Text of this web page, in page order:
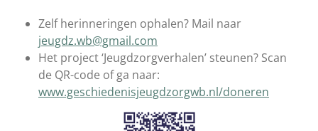
Zelf herinneringen ophalen? Mail naar
jeugdz.wb@gmail.com
Het project ‘Jeugdzorgverhalen’ steunen? Scan
de QR-code of ga naar:
www.geschiedenisjeugdzorgwb.nl/doneren